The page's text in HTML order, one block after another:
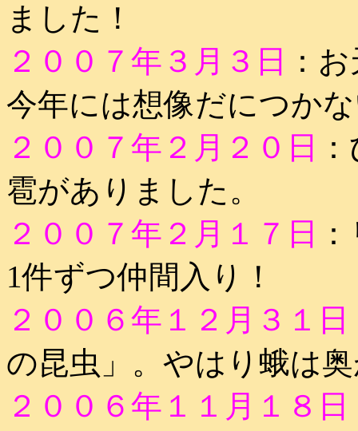
ました！
２００７年３月３日
：
今年には想像だにつか
２００７年２月２０日
雹がありました。
２００７年２月１７日
1件ずつ仲間入り！
２００６年１２月３１日
の昆虫」。やはり蛾は
２００６年１１月１８日